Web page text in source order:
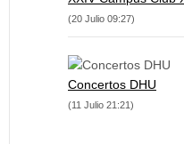
(20 Julio 09:27)
Concertos DHU
(11 Julio 21:21)